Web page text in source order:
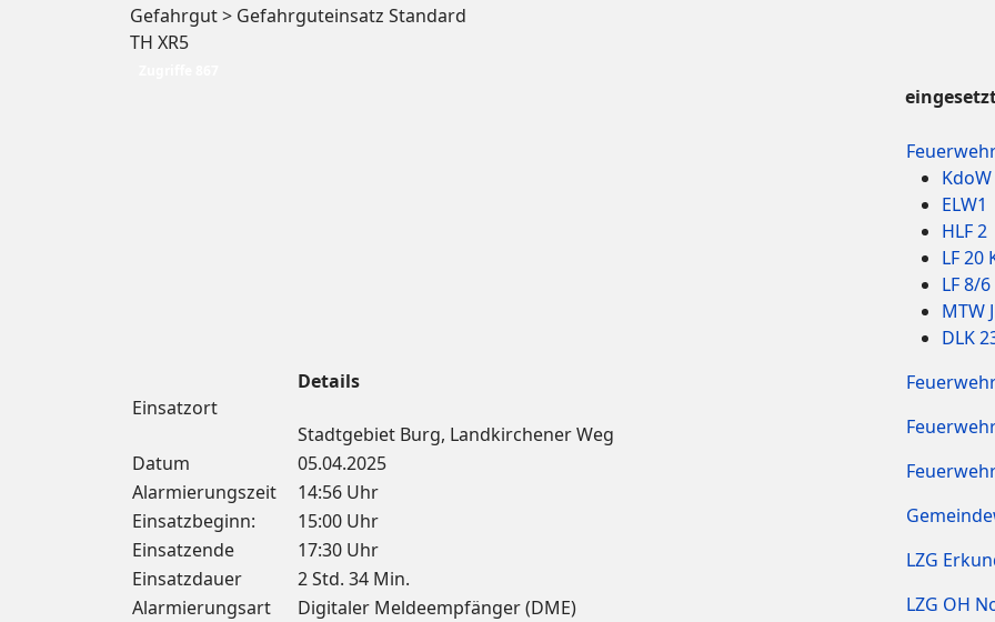
Gefahrgut > Gefahrguteinsatz Standard
TH XR5
Einsatzort
Details
Stadtgebiet Burg, Landkirchener Weg
Datum
05.04.2025
Alarmierungszeit
14:56 Uhr
Einsatzbeginn:
15:00 Uhr
Einsatzende
17:30 Uhr
Einsatzdauer
2 Std. 34 Min.
Alarmierungsart
Digitaler Meldeempfänger (DME)
KdoW
ELW1
HLF 2
LF 20
LF 8/6
MTW
DLK
LZG
LZG OH